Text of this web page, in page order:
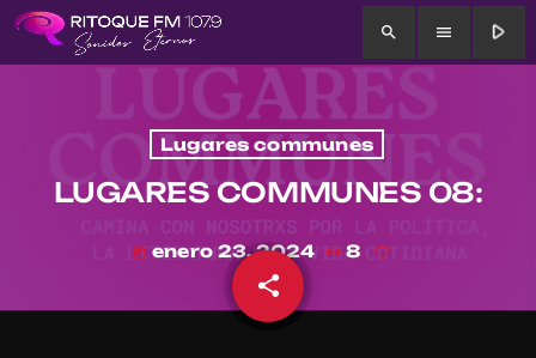
search menu play_arrow
Lugares communes
LUGARES COMMUNES 08:
today enero 23, 2024 8
share
email